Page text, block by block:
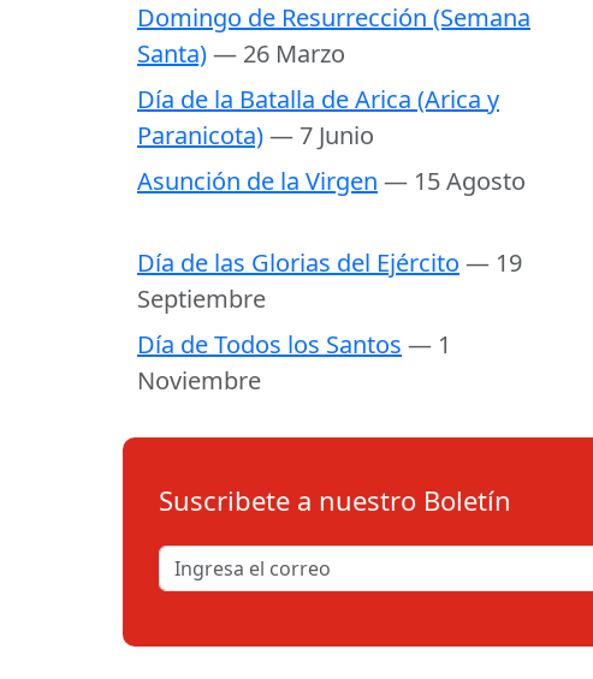
Domingo de Resurrección (Semana
Santa)— 26 Marzo
Día de la Batalla de Arica (Arica y
Paranicota)— 7 Junio
Asunción de la Virgen — 15 Agosto
Día de las Glorias del Ejército — 19
Septiembre
Día de Todos los Santos — 1
Noviembre
Suscribete a nuestro Boletín